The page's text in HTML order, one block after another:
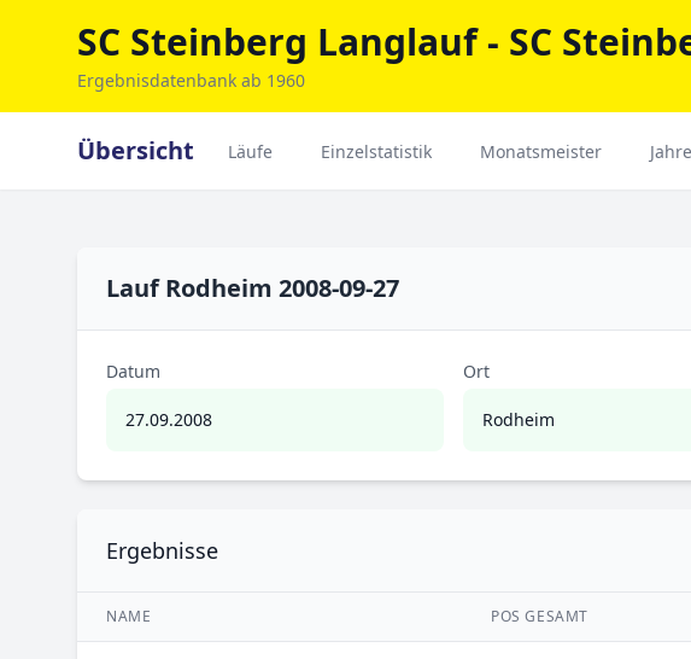
SC Steinberg Langlauf - SC
Ergebnisdatenbank ab 1960
Übersicht Läufe Einzelstatistik Monatsmeister
Lauf Rodheim 2008-09-27
Datum
27.09.2008
Ort
Rodheim
Ergebnisse
NAME POS GESAMT